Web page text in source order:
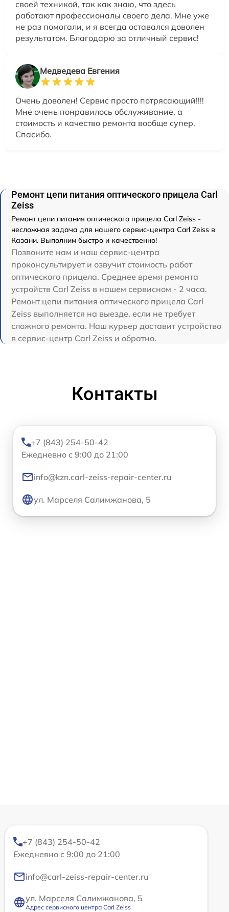
своей техникой, так как знаю, что здесь
работают профессионалы своего дела. Мне уже
не раз помогали, и я всегда оставался доволен
результатом. Благодарю за отличный сервис!
Медведева Евгения
Очень доволен! Сервис просто потрясающий!!!!
Мне очень понравилось обслуживание, а
стоимость и качество ремонта вообще супер.
Спасибо.
Ремонт цепи питания оптического прицела Carl
Zeiss
Ремонт цепи питания оптического прицела Carl Zeiss -
несложная задача для нашего сервис-центра Carl Zeiss в
Казани. Выполним быстро и качественно!
Позвоните нам и наш сервис-центра
проконсультирует и озвучит стоимость работ
оптического прицела. Среднее время ремонта
устройств Carl Zeiss в нашем сервисном - 2 часа.
Ремонт цепи питания оптического прицела Carl
Zeiss выполняется на выезде, если не требует
сложного ремонта. Наш курьер доставит устройство
в сервис-центр Carl Zeiss и обратно.
Контакты
+7 (843) 254-50-42
Ежедневно с 9:00 до 21:00
info@kzn.carl-zeiss-repair-center.ru
ул. Марселя Салимжанова, 5
+7 (843) 254-50-42
Ежедневно с 9:00 до 21:00
info@carl-zeiss-repair-center.ru
ул. Марселя Салимжанова, 5
Адрес сервисного центра Carl Zeiss